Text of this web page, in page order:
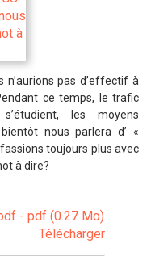
n’aurions pas d’effectif à
ce temps, le trafic
les moyens
bientôt nous parlera d’ «
toujours plus avec
à dire?
- pdf (0.27 Mo)
Télécharger